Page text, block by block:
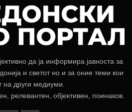
да ја информира јавноста за
и светот но и за оние теми кои
на други медиуми.
релевантен, објективен, поинаков.